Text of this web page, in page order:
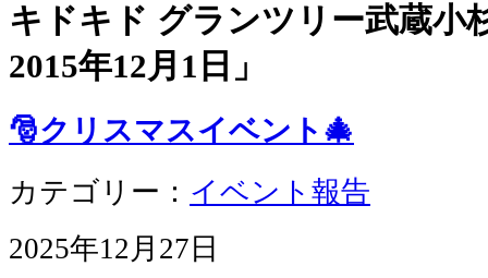
キドキド グランツリー武蔵
2015年12月1日 」
🎅クリスマスイベント🎄
カテゴリー： イベント報告
2025年12月27日